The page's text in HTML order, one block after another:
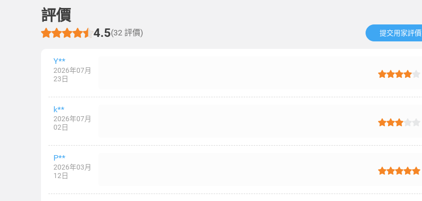
評價
4.5(32 評價) 提交用家評價​
Y**
2026年07月
23日
k**
2026年07月
02日
P**
2026年03月
12日